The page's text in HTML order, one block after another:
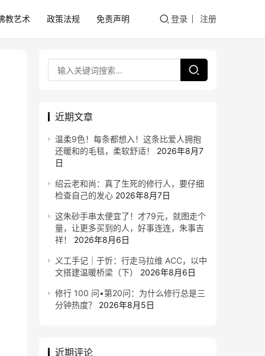
教艺术 政策法规 免责声明 登录 注册
近期文章
温柔9色！每条都想入！这条比爱人拥抱
还暖和的毛毯，柔软舒适！
2026年8月7
日
绍云老和尚：真了生死的修行人，要仔细
检查自己的发心 2026年8月7日
这朱砂手串太便宜了！才79元，就图走个
量，让更多买到的人，好事连连，朱事吉
祥！
2026年8月6日
义工手记｜于忻：行走马拉维 ACC，以中
文搭建温暖桥梁（下）
2026年8月6日
修行 100 问•第20问：为什么修行总是三
分钟热度？
2026年8月5日
近期评论